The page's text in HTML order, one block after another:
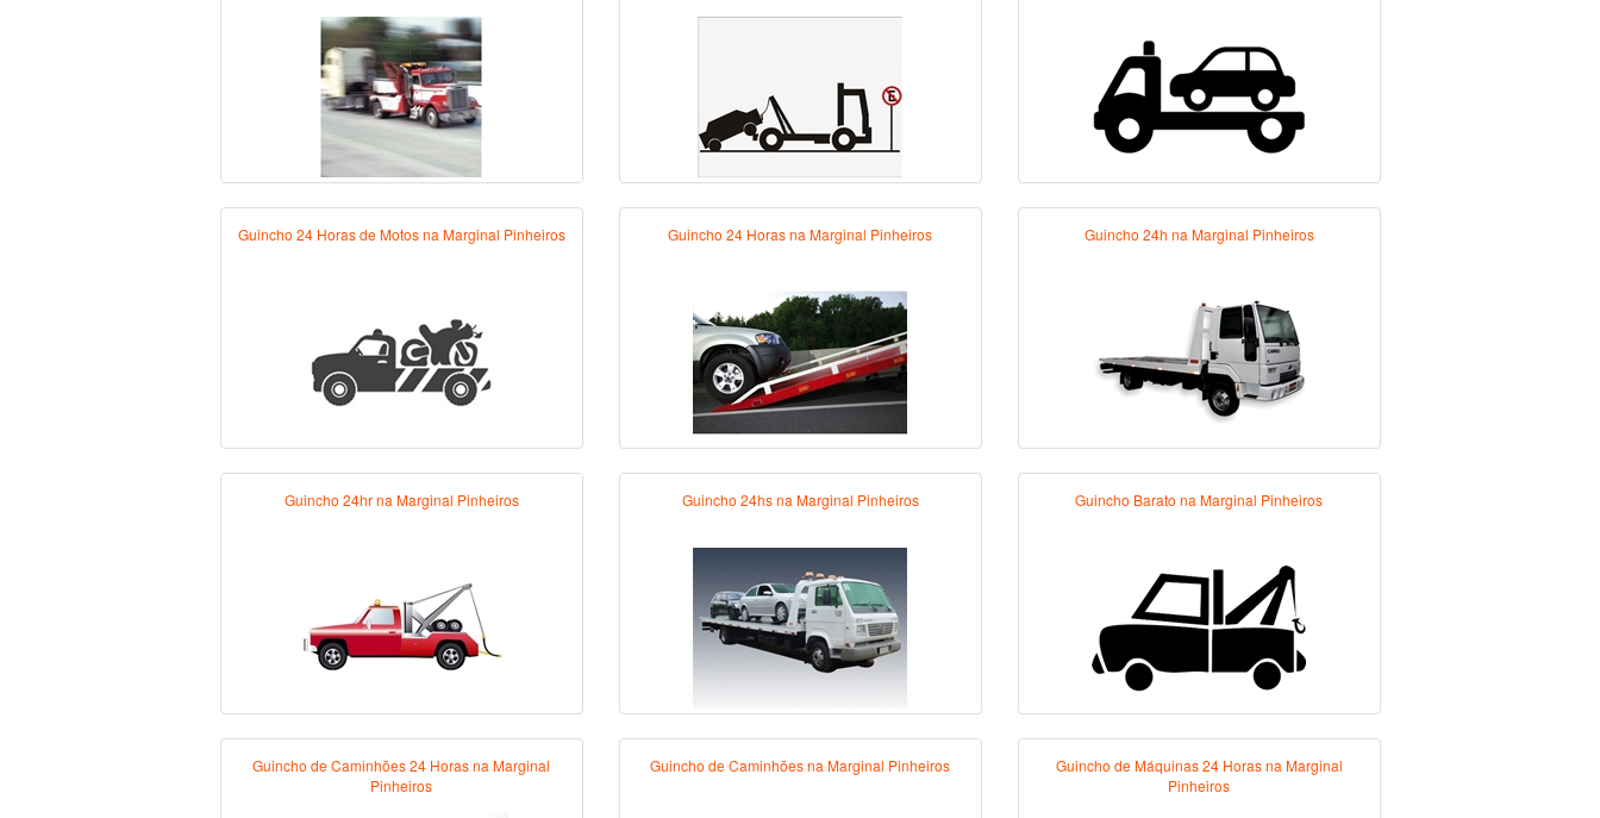
Guincho 24 Horas de Motos na Marginal Pinheiros Guincho 24 Horas na Marginal Pinheiros Guincho 24h na Marginal Pinheiros
Guincho 24hr na Marginal Pinheiros Guincho 24hs na Marginal Pinheiros Guincho Barato na Marginal Pinheiros
Guincho de Caminhões 24 Horas na Marginal
Pinheiros
Guincho de Caminhões na Marginal Pinheiros
Guincho de Máquinas 24 Horas na Marginal
Pinheiros